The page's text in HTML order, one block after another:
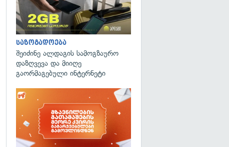
გადახედვა
საზოგადოება
შეიძინე ალდაგის სამოგზაურო
დაზღვევა და მიიღე
გაორმაგებული ინტერნეტი